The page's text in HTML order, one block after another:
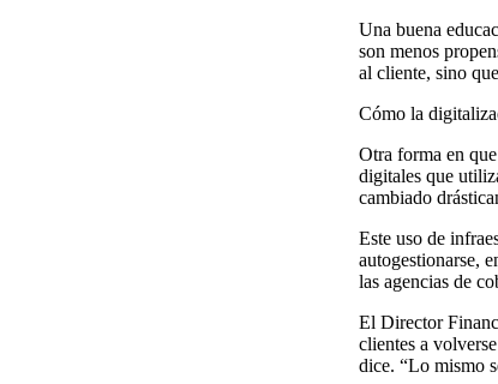
Una buena
son menos
al cliente, sino
Cómo la
Otra forma en
digitales que
cambiado
Este uso de
autogestionarse,
las agencias de
El Director
clientes a
dice. “Lo mismo